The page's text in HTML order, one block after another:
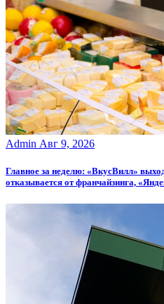
Admin Авг 9, 2026
Главное за неделю: «ВкусВилл»
отказывается от франчайзинга,